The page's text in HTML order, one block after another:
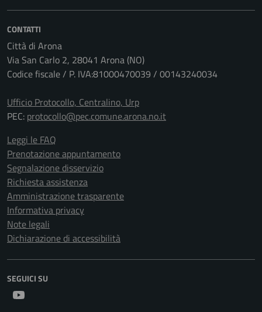
CONTATTI
Città di Arona
Via San Carlo 2, 28041 Arona (NO)
Codice fiscale / P. IVA:81000470039 / 00143240034
Ufficio Protocollo, Centralino, Urp
PEC: protocollo@pec.comune.arona.no.it
Leggi le FAQ
Prenotazione appuntamento
Segnalazione disservizio
Richiesta assistenza
Amministrazione trasparente
Informativa privacy
Note legali
Dichiarazione di accessibilità
SEGUICI SU